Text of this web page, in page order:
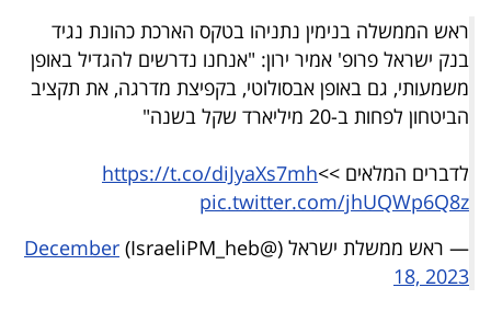
אדום
פרסמו
עקבו
ראש הממשלה בנימין נתניהו בטקס הארכת כהונת נגיד
בנק ישראל פרופ' אמיר ירון: "אנחנו נדרשים להגדיל באופן
משמעותי, גם באופן אבסולוטי, בקפיצת מדרגה, את תקציב
הביטחון לפחות ב-20 מיליארד שקל בשנה"
לדברים המלאים >>https://t.co/diJyaXs7mh
pic.twitter.com/jhUQWp6Q8z
— ראש ממשלת ישראל (@IsraeliPM_heb)
December
18, 2023